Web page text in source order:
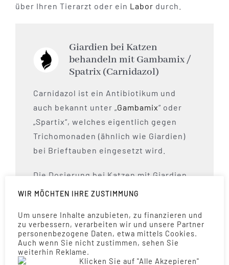
über Ihren Tierarzt oder ein Labor durch.
Giardien bei Katzen
behandeln mit Gambamix /
Spatrix (Carnidazol)
Carnidazol ist ein Antibiotikum und
auch bekannt unter „ Gambamix“ oder
„Spartix“, welches eigentlich gegen
Trichomonaden (ähnlich wie Giardien)
bei Brieftauben eingesetzt wird.
Die Dosierung bei Katzen mit Giardien
beträgt 1 Tablette je 500g
verabreicht. Brechen Sie die Tabletten
zur Dosierung entsprechend, um Über-
oder Unterdosieren zu vermeiden!
WIR MÖCHTEN IHRE ZUSTIMMUNG
Um unsere Inhalte anzubieten, zu finanzieren und
zu verbessern, verarbeiten wir und unsere Partner
personenbezogene Daten, etwa mittels Cookies.
Auch wenn Sie nicht zustimmen, sehen Sie
weiterhin Reklame.
Klicken Sie auf "Alle Akzepieren"